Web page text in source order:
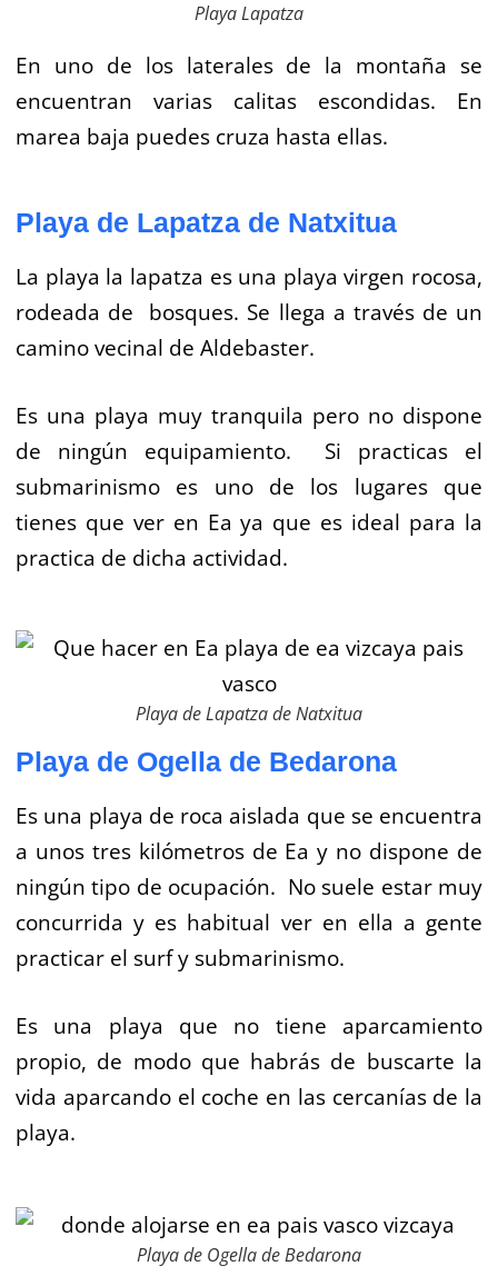
Playa Lapatza
En uno de los laterales de la montaña se
encuentran varias calitas escondidas.
En
marea baja puedes cruza hasta ellas.
Playa de Lapatza de Natxitua
La playa la lapatza es una playa virgen rocosa,
rodeada de bosques. Se llega a través de un
camino vecinal de Aldebaster.
Es una playa muy tranquila pero no dispone
de ningún equipamiento. Si practicas el
submarinismo es uno de los lugares que
tienes que ver en Ea ya que es ideal para la
practica de dicha actividad.
Playa de Lapatza de Natxitua
Playa de Ogella de Bedarona
Es una playa de roca aislada que se encuentra
a unos tres kilómetros de Ea y no dispone de
ningún tipo de ocupación. No suele estar muy
concurrida y es habitual ver en ella a gente
practicar el surf y submarinismo.
Es una playa que no tiene aparcamiento
propio, de modo que habrás de buscarte la
vida aparcando el coche en las cercanías de la
playa.
Playa de Ogella de Bedarona